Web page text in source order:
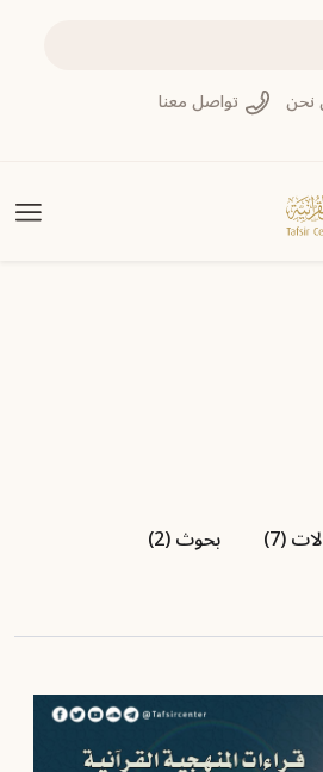
نحن تواصل معنا
(7)
بحوث (2)